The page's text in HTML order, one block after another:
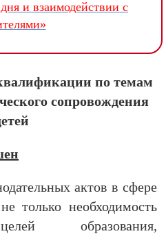
и взаимодействии с
по темам
сопровождения
актов в сфере
только необходимость
образования,